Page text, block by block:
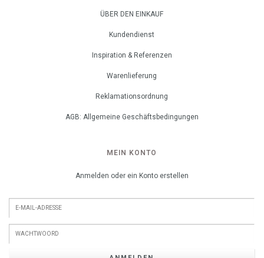
ÜBER DEN EINKAUF
Kundendienst
Inspiration & Referenzen
Warenlieferung
Reklamationsordnung
AGB: Allgemeine Geschäftsbedingungen
MEIN KONTO
Anmelden oder ein Konto erstellen